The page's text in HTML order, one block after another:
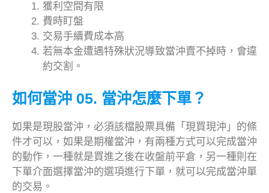
獲利空間有限
費時盯盤
交易手續費成本高
若無本金遭遇特殊狀況導致當沖賣不掉時，會違
約交割。
如何當沖 05. 當沖怎麼下單？
如果是現股當沖，必須該檔股票具備「現買現沖」的條
件才可以，如果是期權當沖，有兩種方式可以完成當沖
的動作，一種就是買進之後在收盤前平倉，另一種則在
下單介面選擇當沖的選項進行下單，就可以完成當沖單
的交易。